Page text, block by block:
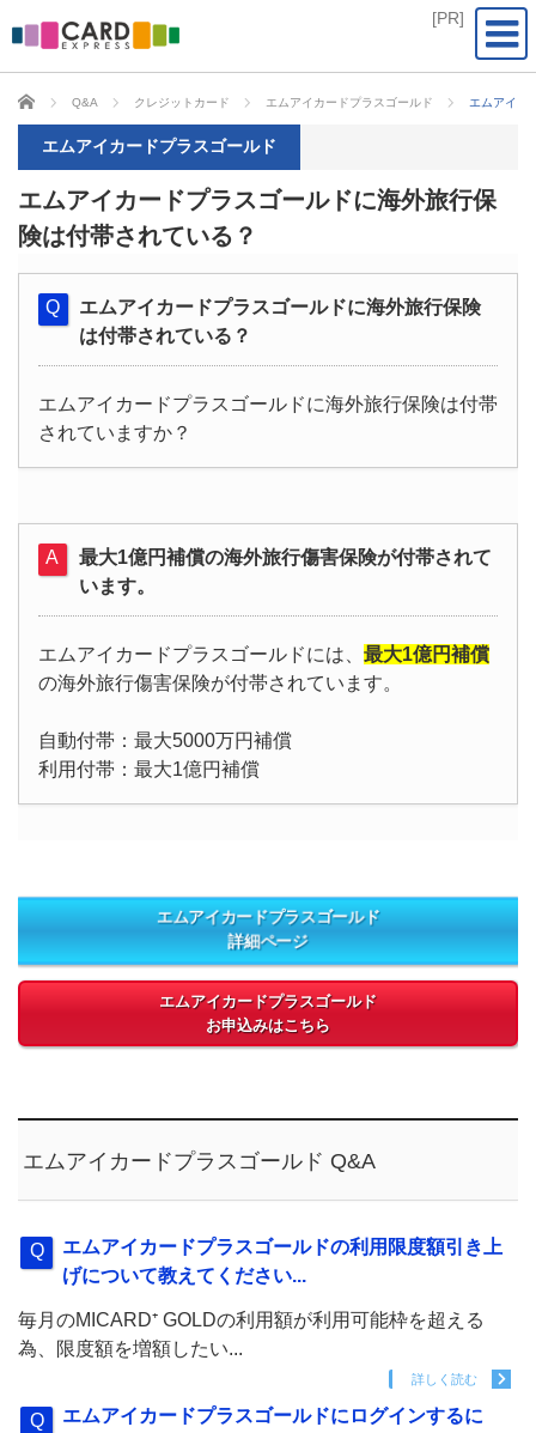
CARD EXPRESS
Q&A クレジットカード エムアイカードプラスゴールド エムアイカ
エムアイカードプラスゴールド
エムアイカードプラスゴールドに海外旅行保
険は付帯されている？
エムアイカードプラスゴールドに海外旅行保険
は付帯されている？
エムアイカードプラスゴールドに海外旅行保険は付帯
されていますか？
最大1億円補償の海外旅行傷害保険が付帯されて
います。
エムアイカードプラスゴールドには、 最大1億円補償
の海外旅行傷害保険が付帯されています。
自動付帯：最大5000万円補償
利用付帯：最大1億円補償
エムアイカードプラスゴールド
詳細ページ
エムアイカードプラスゴールド
お申込みはこちら
エムアイカードプラスゴールド Q&A
エムアイカードプラスゴールドの利用限度額引き上
げについて教えてください...
毎月のMICARD⁺ GOLDの利用額が利用可能枠を超える
為、限度額を増額したい...
詳しく読む
エムアイカードプラスゴールドにログインするに